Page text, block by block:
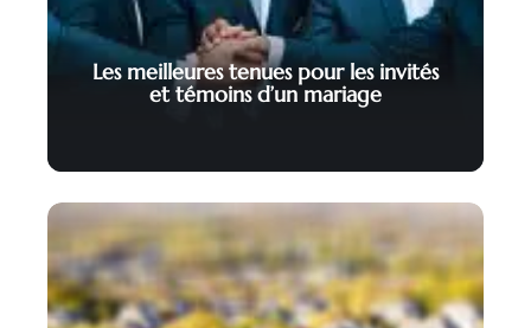
Les meilleures tenues pour les invités
et témoins d’un mariage